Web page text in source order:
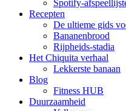
Spotify-
Recepten
De ultieme gids
Bananenbrood
Rijpheids-stadia
Het Chiquita verhaal
Lekkerste banaan
Blog
Fitness HUB
Duurzaamheid